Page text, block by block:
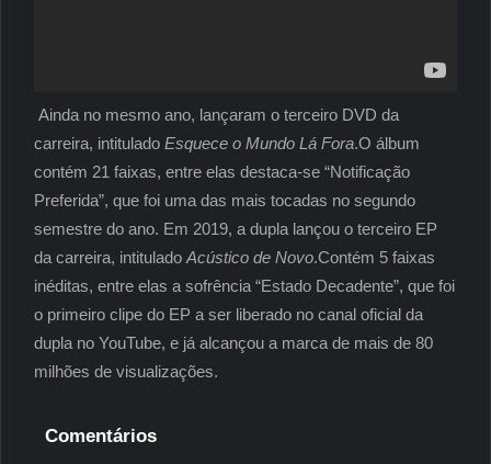
Ainda no mesmo ano, lançaram o terceiro DVD da
carreira, intitulado Esquece o Mundo Lá Fora.O álbum
contém 21 faixas, entre elas destaca-se “Notificação
Preferida”, que foi uma das mais tocadas no segundo
semestre do ano. Em 2019, a dupla lançou o terceiro EP
da carreira, intitulado Acústico de Novo.Contém 5 faixas
inéditas, entre elas a sofrência “Estado Decadente”, que foi
o primeiro clipe do EP a ser liberado no canal oficial da
dupla no YouTube, e já alcançou a marca de mais de 80
milhões de visualizações.
Comentários